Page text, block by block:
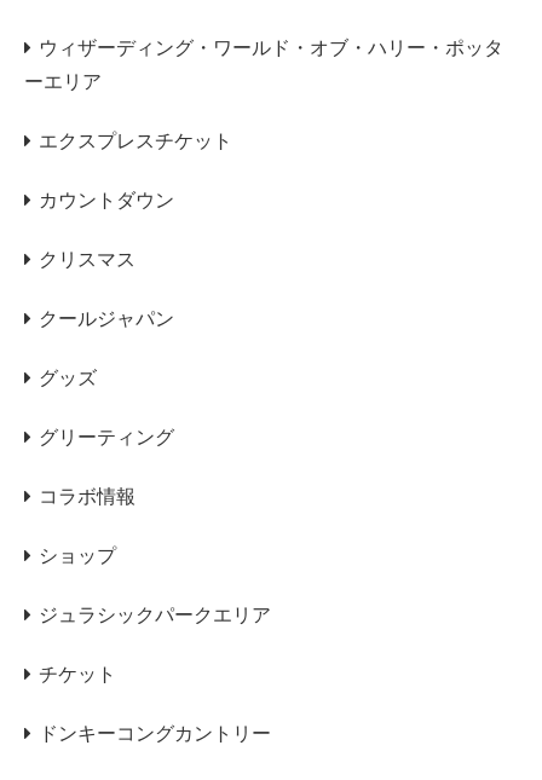
ウィザーディング・ワールド・オブ・ハリー・ポッタ
ーエリア
エクスプレスチケット
カウントダウン
クリスマス
クールジャパン
グッズ
グリーティング
コラボ情報
ショップ
ジュラシックパークエリア
チケット
ドンキーコングカントリー